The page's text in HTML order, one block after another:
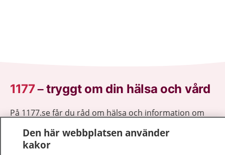
1177–tryggt om din hälsa och vård
På 1177.se får du råd om hälsa och information om
Logga in för att läsa din journal och göra dina
vårdärenden. Ring telefonnummer 1177 för
Den här webbplatsen använder
kakor